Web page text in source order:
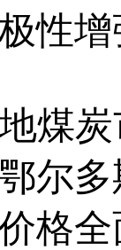
性
煤炭
尔
格